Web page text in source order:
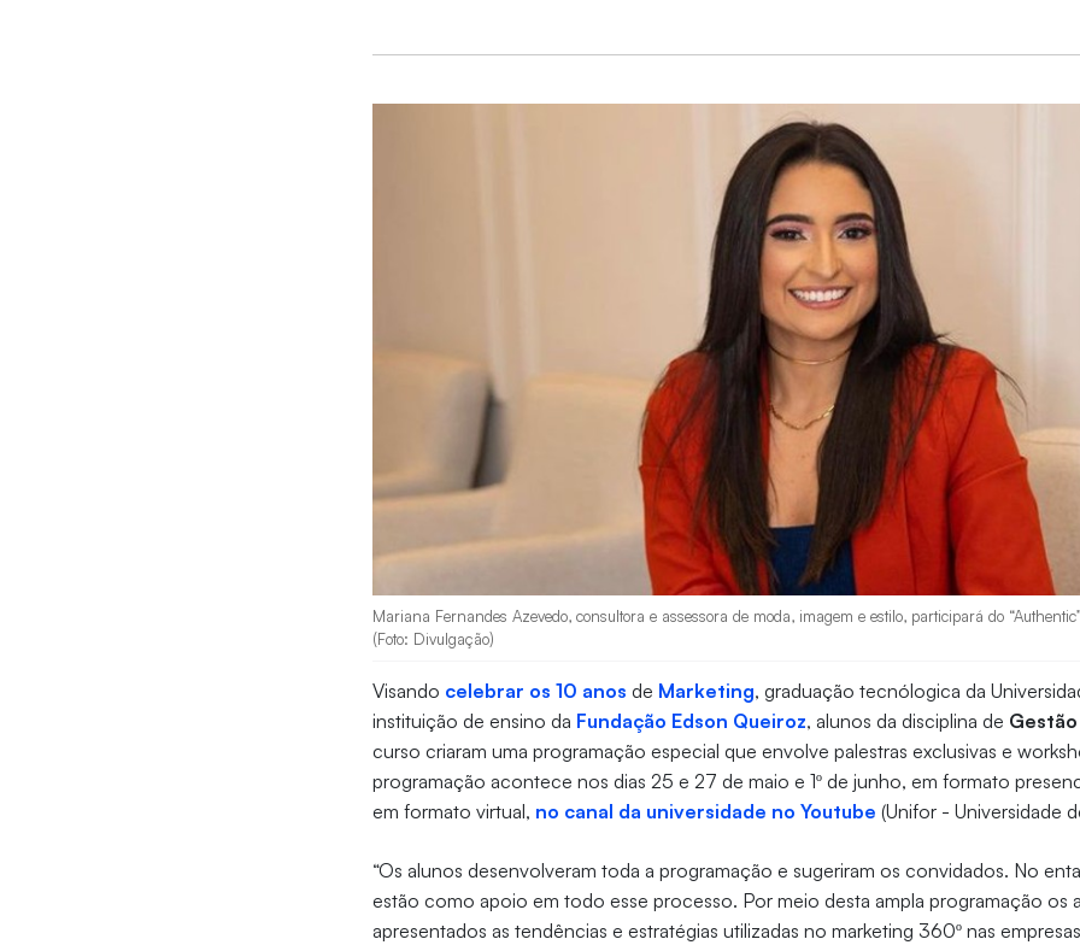
Mariana Fernandes Azevedo, consultora e assessora de moda, imagem e estilo, participará do
(Foto: Divulgação)
Visando celebrar os 10 anos de Marketing, graduação tecnólogica da
instituição de ensino da Fundação Edson Queiroz, alunos da disciplina de
curso criaram uma programação especial que envolve palestras exclusivas e
programação acontece nos dias 25 e 27 de maio e 1º de junho, em formato
em formato virtual, no canal da universidade no Youtube (Unifor - Universidade
“Os alunos desenvolveram toda a programação e sugeriram os convidados. No
estão como apoio em todo esse processo. Por meio desta ampla programação os
apresentados as tendências e estratégias utilizadas no marketing 360º nas